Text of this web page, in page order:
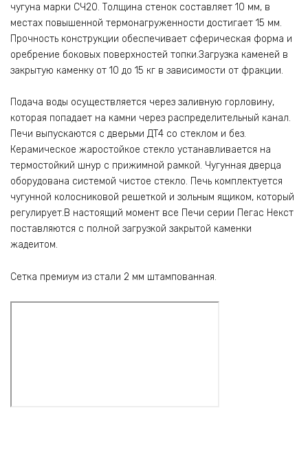
чугуна марки СЧ20. Толщина стенок составляет 10 мм, в
местах повышенной термонагруженности достигает 15 мм.
Прочность конструкции обеспечивает сферическая форма и
оребрение боковых поверхностей топки.Загрузка каменей в
закрытую каменку от 10 до 15 кг в зависимости от фракции.
Подача воды осуществляется через заливную горловину,
которая попадает на камни через распределительный канал.
Печи выпускаются с дверьми ДТ4 со стеклом и без.
Керамическое жаростойкое стекло устанавливается на
термостойкий шнур с прижимной рамкой. Чугунная дверца
оборудована системой чистое стекло. Печь комплектуется
чугунной колосниковой решеткой и зольным ящиком, который
регулирует.В настоящий момент все Печи серии Пегас Некст
поставляются с полной загрузкой закрытой каменки
жадеитом.
Сетка премиум из стали 2 мм штампованная.